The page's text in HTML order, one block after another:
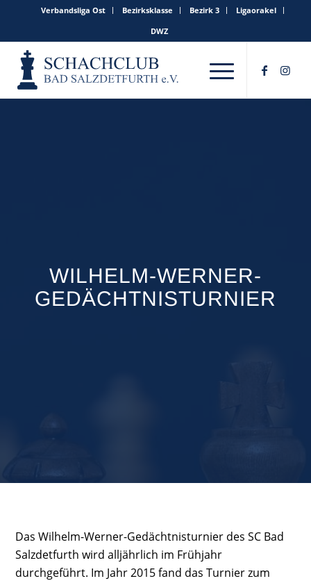
Verbandsliga Ost Bezirksklasse Bezirk 3
Ligaorakel
DWZ
WILHELM-WERNER-
GEDÄCHTNISTURNIER
Das Wilhelm-Werner-Gedächtnisturnier des SC Bad
Salzdetfurth wird alljährlich im Frühjahr
durchgeführt. Im Jahr 2015 fand das Turnier zum